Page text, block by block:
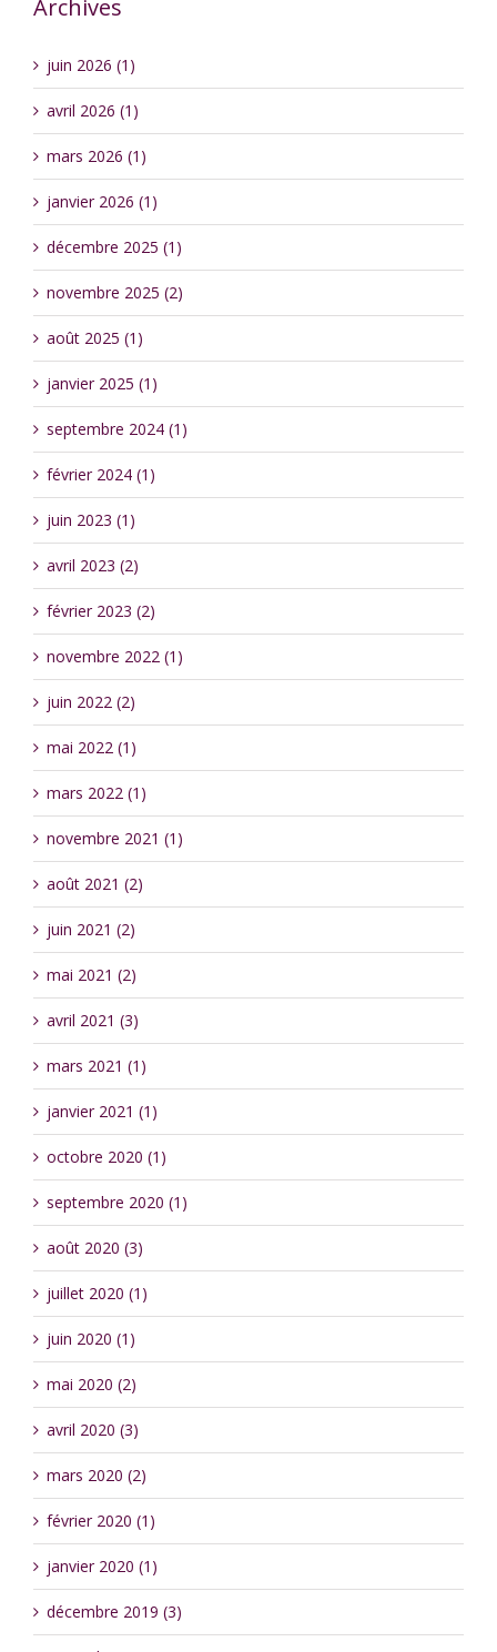
Archives
juin 2026 (1)
avril 2026 (1)
mars 2026 (1)
janvier 2026 (1)
décembre 2025 (1)
novembre 2025 (2)
août 2025 (1)
janvier 2025 (1)
septembre 2024 (1)
février 2024 (1)
juin 2023 (1)
avril 2023 (2)
février 2023 (2)
novembre 2022 (1)
juin 2022 (2)
mai 2022 (1)
mars 2022 (1)
novembre 2021 (1)
août 2021 (2)
juin 2021 (2)
mai 2021 (2)
avril 2021 (3)
mars 2021 (1)
janvier 2021 (1)
octobre 2020 (1)
septembre 2020 (1)
août 2020 (3)
juillet 2020 (1)
juin 2020 (1)
mai 2020 (2)
avril 2020 (3)
mars 2020 (2)
février 2020 (1)
janvier 2020 (1)
décembre 2019 (3)